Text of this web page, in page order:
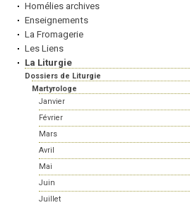
Homélies archives
Enseignements
La Fromagerie
Les Liens
La Liturgie
Dossiers de Liturgie
Martyrologe
Janvier
Février
Mars
Avril
Mai
Juin
Juillet